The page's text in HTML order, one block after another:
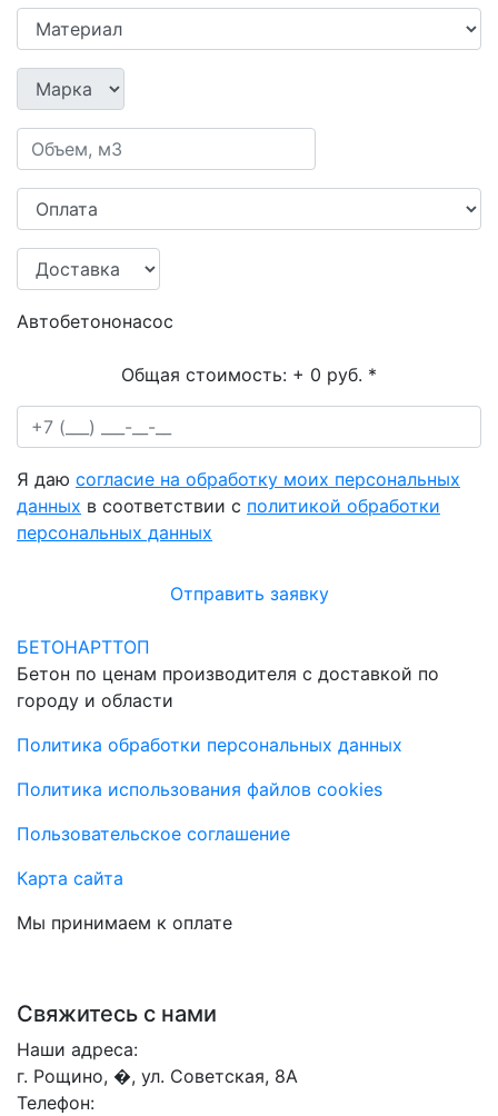
Автобетононасос
Общая стоимость: + 0 руб. *
Я даю согласие на обработку моих персональных
данных в соответствии с политикой обработки
персональных данных
Отправить заявку
БЕТОНАРТТОП
Бетон по ценам производителя с доставкой по
городу и области
Политика обработки персональных данных
Политика использования файлов cookies
Пользовательское соглашение
Карта сайта
Мы принимаем к оплате
Свяжитесь с нами
Наши адреса:
г. Рощино, �, ул. Советская, 8А
Телефон: